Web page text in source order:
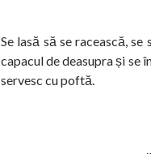
Se lasă să se racească,
capacul de deasupra și se
servesc cu poftă.